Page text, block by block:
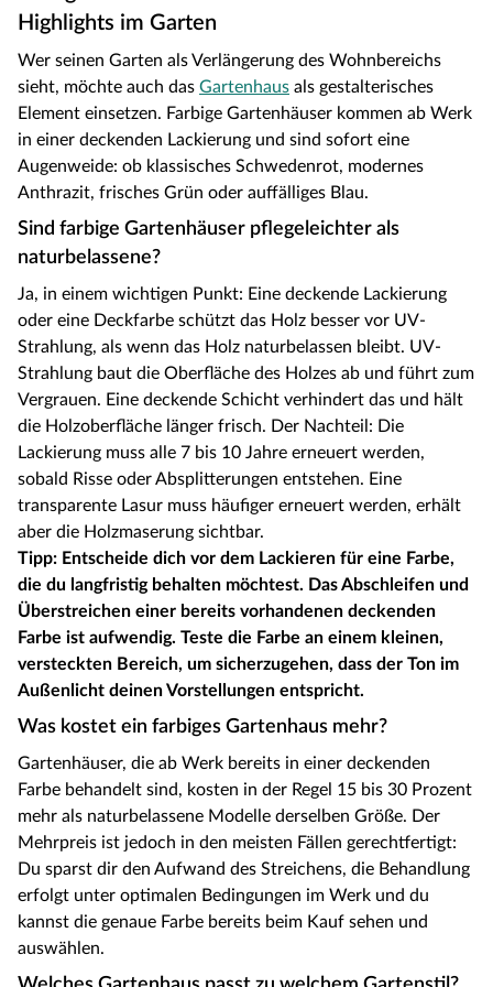
Highlights im Garten
Wer seinen Garten als Verlängerung des Wohnbereichs
sieht, möchte auch das Gartenhaus als gestalterisches
Element einsetzen. Farbige Gartenhäuser kommen ab Werk
in einer deckenden Lackierung und sind sofort eine
Augenweide: ob klassisches Schwedenrot, modernes
Anthrazit, frisches Grün oder auffälliges Blau.
Sind farbige Gartenhäuser pflegeleichter als
naturbelassene?
Ja, in einem wichtigen Punkt: Eine deckende Lackierung
oder eine Deckfarbe schützt das Holz besser vor UV-
Strahlung, als wenn das Holz naturbelassen bleibt. UV-
Strahlung baut die Oberfläche des Holzes ab und führt zum
Vergrauen. Eine deckende Schicht verhindert das und hält
die Holzoberfläche länger frisch. Der Nachteil: Die
Lackierung muss alle 7 bis 10 Jahre erneuert werden,
sobald Risse oder Absplitterungen entstehen. Eine
transparente Lasur muss häufiger erneuert werden, erhält
aber die Holzmaserung sichtbar.
Tipp: Entscheide dich vor dem Lackieren für eine Farbe,
die du langfristig behalten möchtest. Das Abschleifen und
Überstreichen einer bereits vorhandenen deckenden
Farbe ist aufwendig. Teste die Farbe an einem kleinen,
versteckten Bereich, um sicherzugehen, dass der Ton im
Außenlicht deinen Vorstellungen entspricht.
Was kostet ein farbiges Gartenhaus mehr?
Gartenhäuser, die ab Werk bereits in einer deckenden
Farbe behandelt sind, kosten in der Regel 15 bis 30 Prozent
mehr als naturbelassene Modelle derselben Größe. Der
Mehrpreis ist jedoch in den meisten Fällen gerechtfertigt:
Du sparst dir den Aufwand des Streichens, die Behandlung
erfolgt unter optimalen Bedingungen im Werk und du
kannst die genaue Farbe bereits beim Kauf sehen und
auswählen.